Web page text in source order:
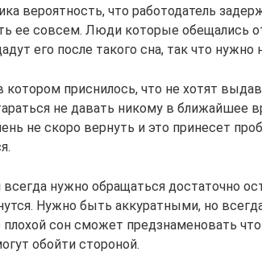
вероятность, что работодатель
ее совсем. Люди которые обещались
его после такого сна, так что нужно
котором приснилось, что не хотят
не давать никому в ближайшее
не скоро вернуть и это принесет
нужно обращаться достаточно
Нужно быть аккуратными, но
плохой сон сможет предзнаменовать
обойти стороной.